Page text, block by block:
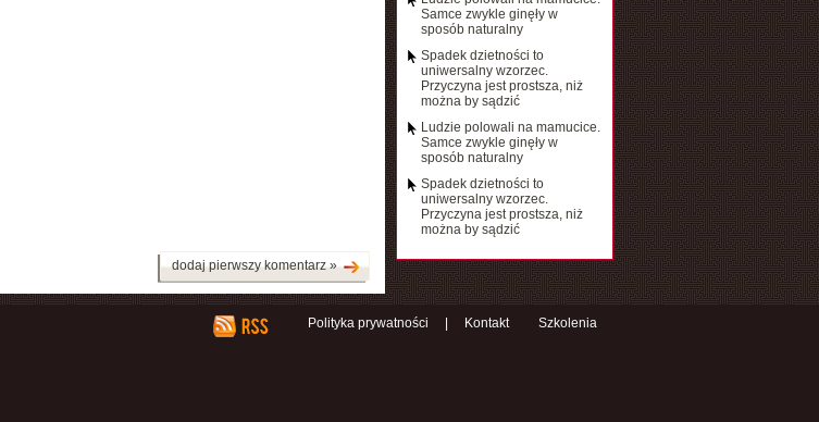
dodaj pierwszy komentarz »
Samce zwykle ginęły w
sposób naturalny
Spadek dzietności to
uniwersalny wzorzec.
Przyczyna jest prostsza, niż
można by sądzić
Ludzie polowali na mamucice.
Samce zwykle ginęły w
sposób naturalny
Spadek dzietności to
uniwersalny wzorzec.
Przyczyna jest prostsza, niż
można by sądzić
Polityka prywatności Kontakt Szkolenia